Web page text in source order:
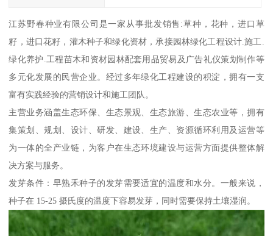
江苏野春种业有限公司是一家从事批发销售:草种，花种，进口草
籽，进口花籽，灌木种子和绿化资材，承接园林绿化工程设计.施工.
绿化养护.工程苗木和资材园林配套用品贸易及广告礼仪策划制作等
多元化发展的民营企业。经过多年绿化工程建设的积淀，拥有一支
富有实践经验的营销设计和施工团队。
主营业务涵盖生态环保、生态景观、生态旅游、生态农业等，拥有
集策划、规划、设计、研发、建设、生产、资源循环利用及运营等
为一体的全产业链，为客户在生态环境建设与运营方面提供整体解
决方案与服务。
发芽条件：早熟禾种子的发芽需要适宜的温度和水分。一般来说，
种子在 15-25 摄氏度的温度下容易发芽，同时需要保持土壤湿润。